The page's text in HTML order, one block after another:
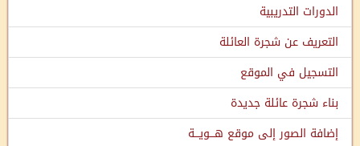
الدورات التدريبية
التعريف عن شجرة العائلة
التسجيل في الموقع
بناء شجرة عائلة جديدة
إضافة الصور إلى موقع هـــويـــة